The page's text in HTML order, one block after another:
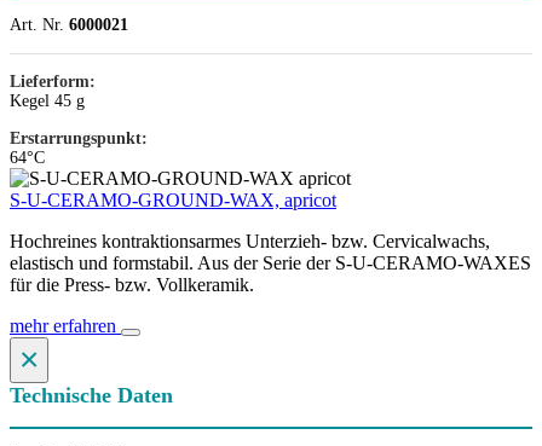
Art. Nr. 6000021
Lieferform:
Kegel 45 g
Erstarrungspunkt:
64°C
S-U-CERAMO-GROUND-WAX, apricot
Hochreines kontraktionsarmes Unterzieh- bzw. Cervicalwachs,
elastisch und formstabil. Aus der Serie der S-U-CERAMO-WAXES
für die Press- bzw. Vollkeramik.
mehr erfahren
×
Technische Daten